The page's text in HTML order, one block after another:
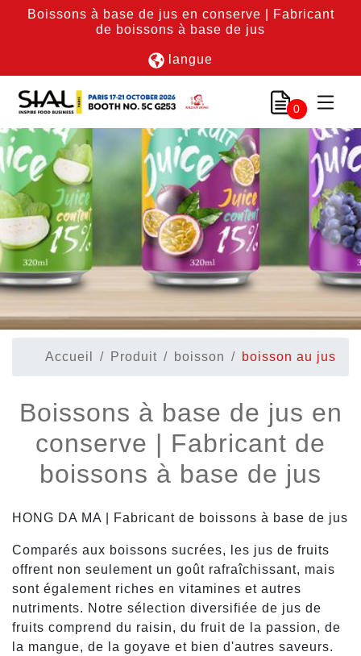
Boissons à base de jus en conserve | Fabricant
de boissons à base de jus
langue
0
Accueil Produit boisson boisson au jus
Boissons à base de jus en
conserve | Fabricant de
boissons à base de jus
HONG DA MA | Fabricant de boissons à base de jus
Comparés aux boissons sucrées, les jus de fruits
offrent non seulement un goût rafraîchissant, mais
sont également riches en vitamines et autres
nutriments. Notre sélection diversifiée de jus de
fruits comprend du raisin, du fruit de la passion, de
la mangue, de la goyave et bien d'autres saveurs.